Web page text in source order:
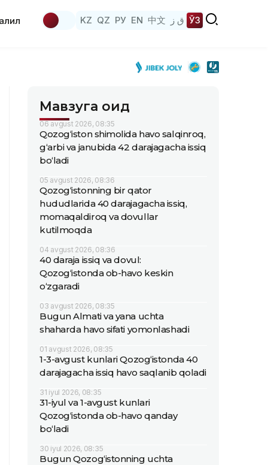
KZ QZ РУ EN 中文 ق ز ЎЗ
Мавзуга оид
06 avgust 2026, 08:35
Qozog‘iston shimolida havo salqinroq,
g‘arbi va janubida 42 darajagacha issiq
bo‘ladi
05 avgust 2026, 08:36
Qozog‘istonning bir qator
hududlarida 40 darajagacha issiq,
momaqaldiroq va dovullar
kutilmoqda
04 avgust 2026, 08:36
40 daraja issiq va dovul:
Qozog‘istonda ob-havo keskin
o‘zgaradi
03 avgust 2026, 08:35
Bugun Almati va yana uchta
shaharda havo sifati yomonlashadi
01 avgust 2026, 08:35
1-3-avgust kunlari Qozog‘istonda 40
darajagacha issiq havo saqlanib qoladi
31 iyul 2026, 08:35
31-iyul va 1-avgust kunlari
Qozog‘istonda ob-havo qanday
bo‘ladi
30 iyul 2026, 08:35
Bugun Qozog‘istonning uchta